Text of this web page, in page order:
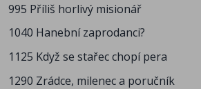
995 Příliš horlivý misionář
1040 Hanební zaprodanci?
1125 Když se stařec chopí pera
1290 Zrádce, milenec a poručník